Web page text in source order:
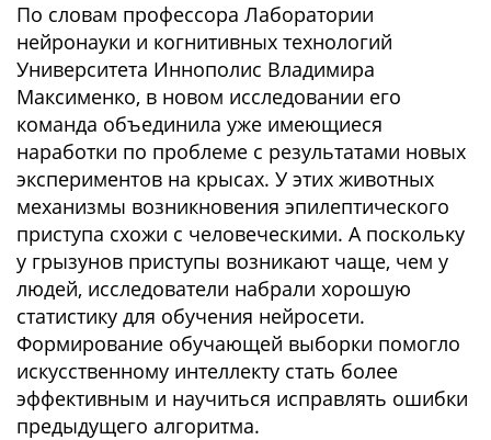
По словам профессора Лаборатории
нейронауки и когнитивных технологий
Университета Иннополис Владимира
Максименко, в новом исследовании его
команда объединила уже имеющиеся
наработки по проблеме с результатами новых
экспериментов на крысах. У этих животных
механизмы возникновения эпилептического
приступа схожи с человеческими. А поскольку
у грызунов приступы возникают чаще, чем у
людей, исследователи набрали хорошую
статистику для обучения нейросети.
Формирование обучающей выборки помогло
искусственному интеллекту стать более
эффективным и научиться исправлять ошибки
предыдущего алгоритма.